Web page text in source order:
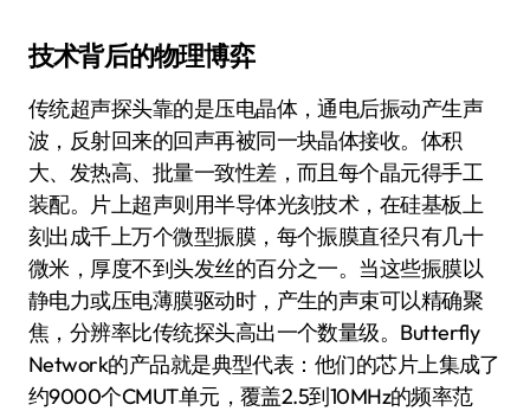
技术背后的物理博弈
传统超声探头靠的是压电晶体，通电后振动产生声
波，反射回来的回声再被同一块晶体接收。体积
大、发热高、批量一致性差，而且每个晶元得手工
装配。片上超声则用半导体光刻技术，在硅基板上
刻出成千上万个微型振膜，每个振膜直径只有几十
微米，厚度不到头发丝的百分之一。当这些振膜以
静电力或压电薄膜驱动时，产生的声束可以精确聚
焦，分辨率比传统探头高出一个数量级。Butterfly
Network的产品就是典型代表：他们的芯片上集成了
约9000个CMUT单元，覆盖2.5到10MHz的频率范